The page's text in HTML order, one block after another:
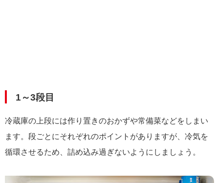
1～3段目
冷蔵庫の上段には作り置きのおかずや常備菜などをしまい
ます。段ごとにそれぞれのポイントがありますが、冷気を
循環させるため、詰め込み過ぎないようにしましょう。